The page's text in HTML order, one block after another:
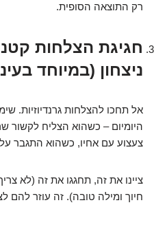
רק התוצאה הסופית.
חגיגת הצלחות
ניצחון (במיוחד
אל תחכו להצלחות גרנדיוזיות.
היומיום – כשהוא הצליח לקשור
צעצוע עם אחיו, כשהוא התגבר
ציינו את זה, תחגגו את זה (לא
חיוך ומילה טובה). זה עוזר להם